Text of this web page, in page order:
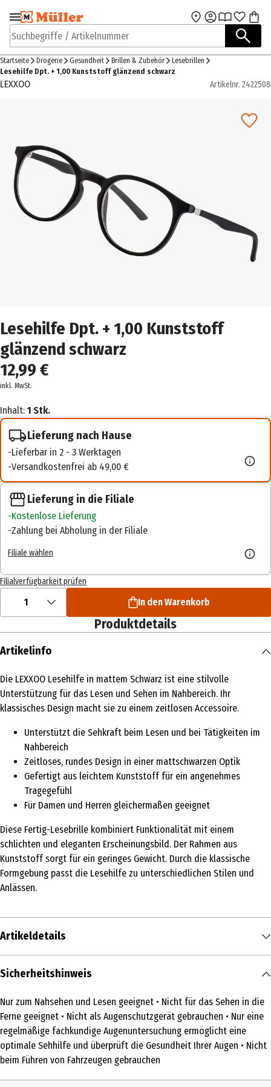
Zur Navigation
springen
Zum Hauptinhalt
Suchbegriffe / Artikelnummer
Startseite Drogerie Gesundheit Brillen & Zubehör
Lesebrillen
Lesehilfe Dpt. + 1,00 Kunststoff glänzend schwarz
LEXXOO Artikelnr. 2422508
Lesehilfe Dpt. + 1,00 Kunststoff
glänzend schwarz
12,99 €
inkl. MwSt.
Inhalt: 1 Stk.
Lieferung nach Hause
Lieferbar in 2 - 3 Werktagen
Versandkostenfrei ab 49,00 €
Lieferung in die Filiale
Kostenlose Lieferung
Zahlung bei Abholung in der Filiale
Filiale wählen
Filialverfügbarkeit prüfen
1 In den Warenkorb
Produktdetails
Artikelinfo
Die LEXXOO Lesehilfe in mattem Schwarz ist eine stilvolle
Unterstützung für das Lesen und Sehen im Nahbereich. Ihr
klassisches Design macht sie zu einem zeitlosen Accessoire.
Unterstützt die Sehkraft beim Lesen und bei Tätigkeiten im
Nahbereich
Zeitloses, rundes Design in einer mattschwarzen Optik
Gefertigt aus leichtem Kunststoff für ein angenehmes
Tragegefühl
Für Damen und Herren gleichermaßen geeignet
Diese Fertig-Lesebrille kombiniert Funktionalität mit einem
schlichten und eleganten Erscheinungsbild. Der Rahmen aus
Kunststoff sorgt für ein geringes Gewicht. Durch die klassische
Formgebung passt die Lesehilfe zu unterschiedlichen Stilen und
Anlässen.
Artikeldetails
Inhalt
Medizinprodukt
Ja
Produkttyp
Sicherheitshinweis
Nur zum Nahsehen und Lesen geeignet • Nicht für das Sehen in die
Ferne geeignet • Nicht als Augenschutzgerät gebrauchen • Nur eine
regelmäßige fachkundige Augenuntersuchung ermöglicht eine
optimale Sehhilfe und überprüft die Gesundheit Ihrer Augen • Nicht
beim Führen von Fahrzeugen gebrauchen